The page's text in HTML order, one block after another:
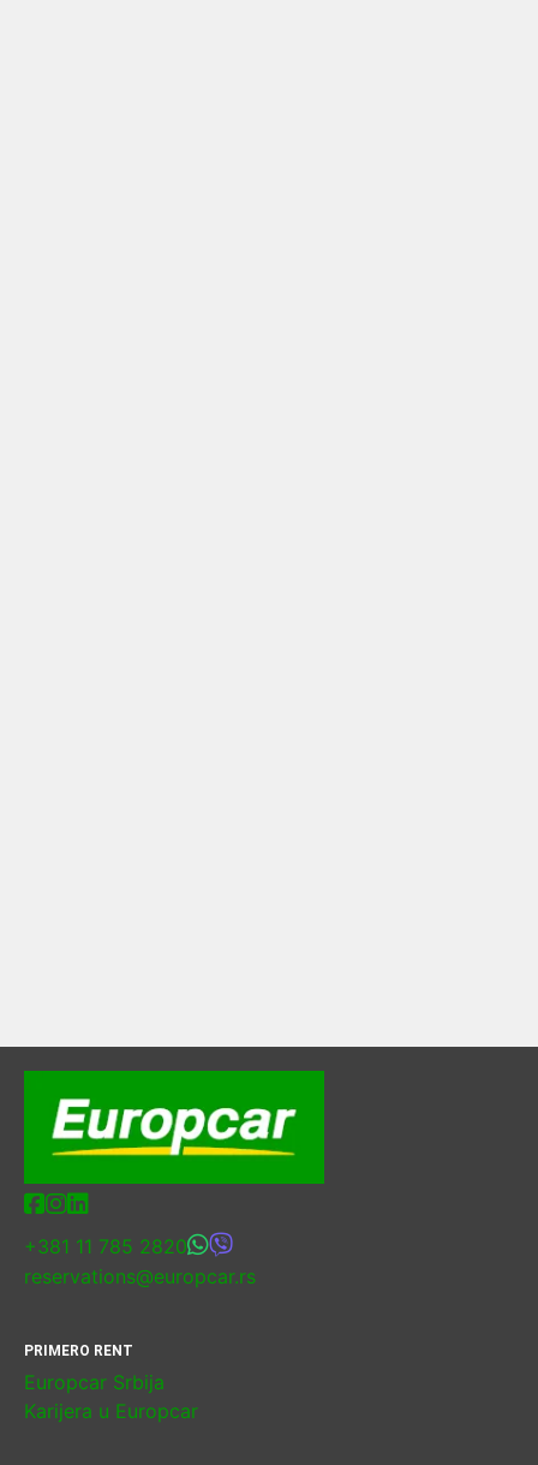
+381 11 785 2820
reservations@europcar.rs
PRIMERO RENT
Europcar Srbija
Karijera u Europcar